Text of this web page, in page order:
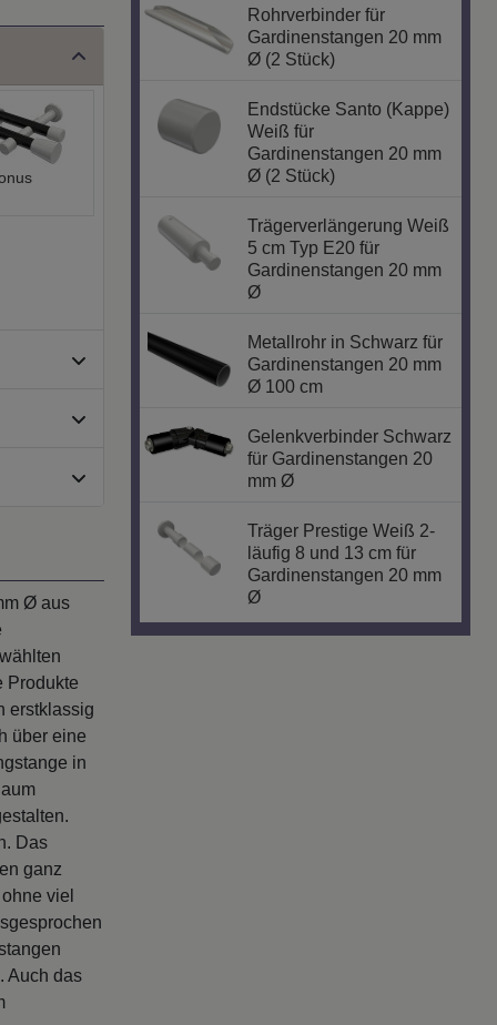
Ø aus
Produkte
erstklassig
über eine
in
Das
ganz
viel
Auch das
Rohrverbinder für
Gardinenstangen 20 mm
Ø (2 Stück)
Endstücke Santo (Kappe)
Weiß für
Gardinenstangen 20 mm
Ø (2 Stück)
Trägerverlängerung Weiß
5 cm Typ E20 für
Gardinenstangen 20 mm
Ø
Metallrohr in Schwarz für
Gardinenstangen 20 mm
Ø 100 cm
Gelenkverbinder Schwarz
für Gardinenstangen 20
mm Ø
Träger Prestige Weiß 2-
läufig 8 und 13 cm für
Gardinenstangen 20 mm
Ø